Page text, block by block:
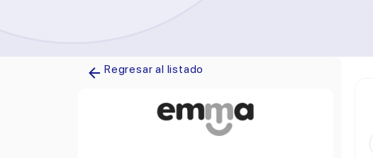
Regresar al listado